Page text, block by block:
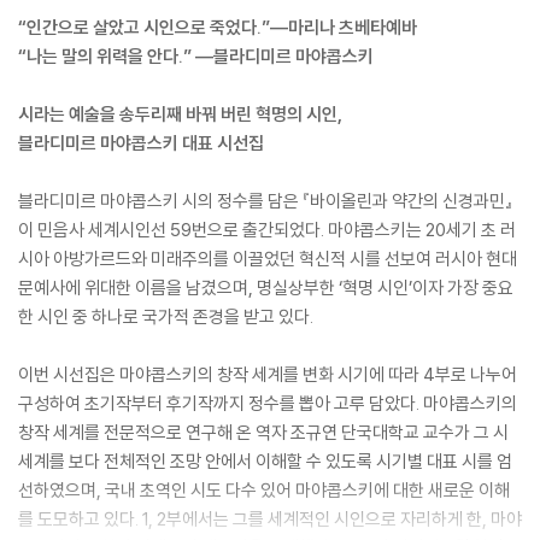
“인간으로 살았고 시인으로 죽었다.”―마리나 츠베타예바
“나는 말의 위력을 안다.” ―블라디미르 마야콥스키
시라는 예술을 송두리째 바꿔 버린 혁명의 시인,
블라디미르 마야콥스키 대표 시선집
블라디미르 마야콥스키 시의 정수를 담은 『바이올린과 약간의 신경과민』
이 민음사 세계시인선 59번으로 출간되었다. 마야콥스키는 20세기 초 러
시아 아방가르드와 미래주의를 이끌었던 혁신적 시를 선보여 러시아 현대
문예사에 위대한 이름을 남겼으며, 명실상부한 ‘혁명 시인’이자 가장 중요
한 시인 중 하나로 국가적 존경을 받고 있다.
이번 시선집은 마야콥스키의 창작 세계를 변화 시기에 따라 4부로 나누어
구성하여 초기작부터 후기작까지 정수를 뽑아 고루 담았다. 마야콥스키의
창작 세계를 전문적으로 연구해 온 역자 조규연 단국대학교 교수가 그 시
세계를 보다 전체적인 조망 안에서 이해할 수 있도록 시기별 대표 시를 엄
선하였으며, 국내 초역인 시도 다수 있어 마야콥스키에 대한 새로운 이해
를 도모하고 있다. 1, 2부에서는 그를 세계적인 시인으로 자리하게 한, 마야